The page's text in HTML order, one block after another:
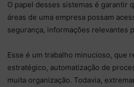
O papel desses sistemas é garantir
áreas de uma empresa possam
segurança, informações relevantes
Esse é um trabalho minucioso, que
estratégico, automatização de
muita organização. Todavia,